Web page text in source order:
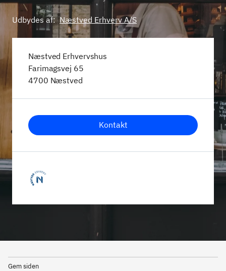
Udbydes af: Næstved Erhverv A/S
Næstved Erhvervshus
Farimagsvej 65
4700 Næstved
Kontakt
Gem siden